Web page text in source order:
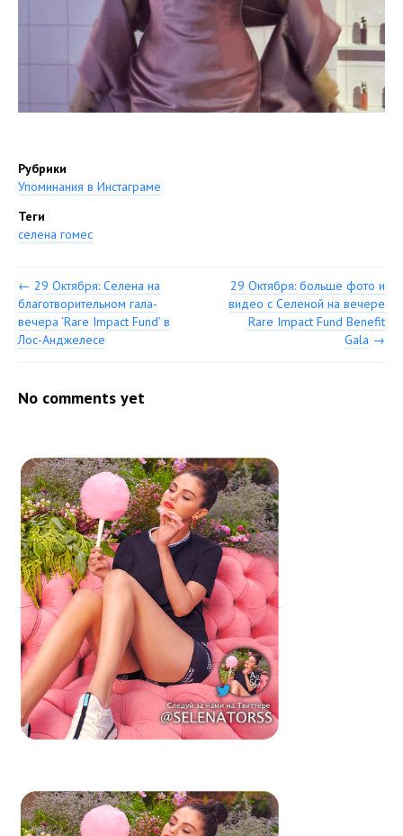
Рубрики
Упоминания в Инстаграме
Теги
селена гомес
← 29 Октября: Селена на
благотворительном гала-
вечера ‘Rare Impact Fund’ в
Лос-Анджелесе
29 Октября: больше фото и
видео с Селеной на вечере
Rare Impact Fund Benefit
Gala →
No comments yet